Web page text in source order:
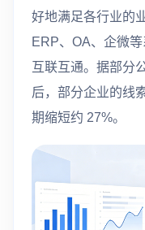
好地满足各行业的
ERP、OA、企微
互联互通。据部分
后，部分企业的线
期缩短约 27%。